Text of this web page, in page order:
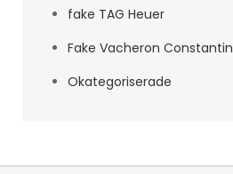
fake TAG Heuer
Fake Vacheron Constantin
Okategoriserade